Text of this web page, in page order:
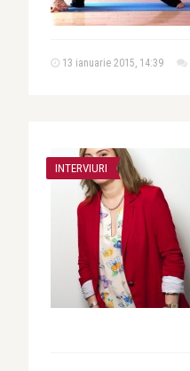
13 ianuarie 2015, 14:39
INTERVIURI